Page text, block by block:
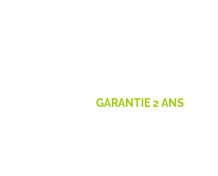
GARANTIE 2 ANS